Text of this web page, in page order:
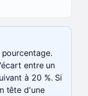
entre un
à 20 %. Si
tête d'une